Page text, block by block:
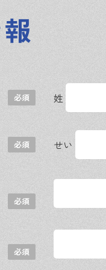
姓
せい